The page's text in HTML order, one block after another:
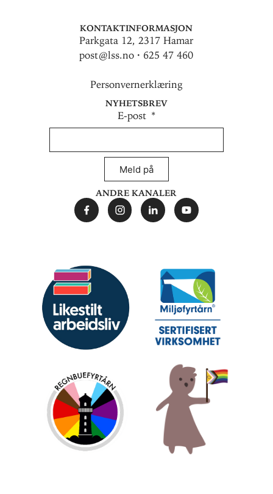
Kontaktinformasjon
Parkgata 12, 2317 Hamar
post@lss.no · 625 47 460
Personvernerklæring
Nyhetsbrev
E-post
Meld på
Andre kanaler